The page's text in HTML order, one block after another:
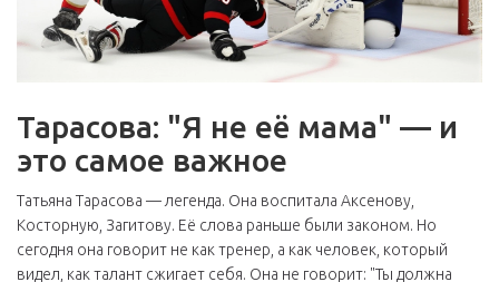
Тарасова: "Я не её мама" — и
это самое важное
Татьяна Тарасова — легенда. Она воспитала Аксенову,
Косторную, Загитову. Её слова раньше были законом. Но
сегодня она говорит не как тренер, а как человек, который
видел, как талант сжигает себя. Она не говорит: "Ты должна